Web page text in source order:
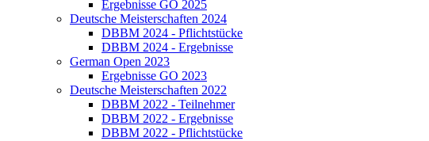
Ergebnisse GO 2025
Deutsche Meisterschaften 2024
DBBM 2024 - Pflichtstücke
DBBM 2024 - Ergebnisse
German Open 2023
Ergebnisse GO 2023
Deutsche Meisterschaften 2022
DBBM 2022 - Teilnehmer
DBBM 2022 - Ergebnisse
DBBM 2022 - Pflichtstücke